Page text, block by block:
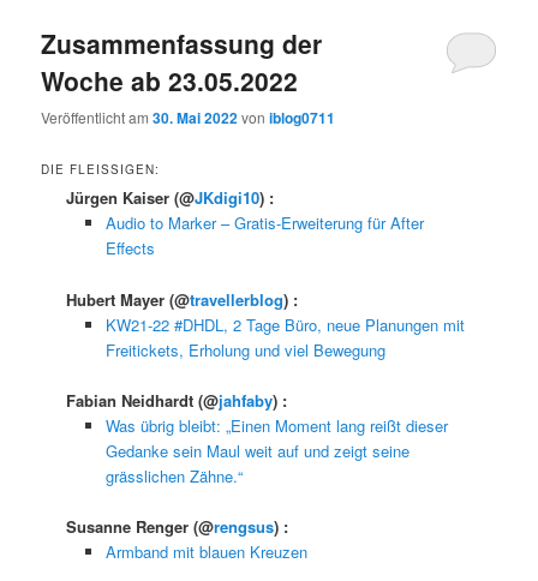
Zusammenfassung der
Woche ab 23.05.2022
Veröffentlicht am30. Mai 2022voniblog0711
DIE FLEISSIGEN:
Jürgen Kaiser(@JKdigi10) :
Audio to Marker – Gratis-Erweiterung für After
Effects
Hubert Mayer(@travellerblog) :
KW21-22 #DHDL, 2 Tage Büro, neue Planungen mit
Freitickets, Erholung und viel Bewegung
Fabian Neidhardt(@jahfaby) :
Was übrig bleibt: „Einen Moment lang reißt dieser
Gedanke sein Maul weit auf und zeigt seine
grässlichen Zähne.“
Susanne Renger(@rengsus) :
Armband mit blauen Kreuzen